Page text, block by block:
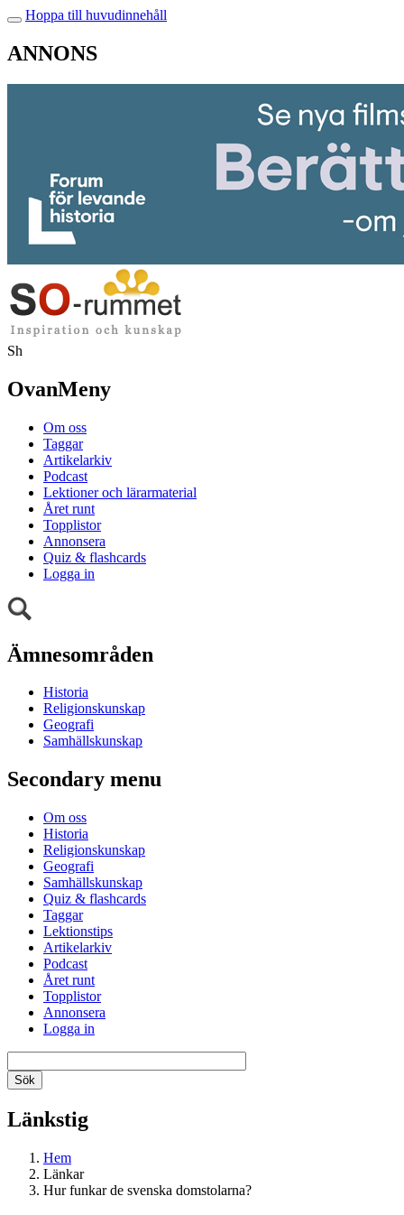
Hoppa till huvudinnehåll
ANNONS
Sh
OvanMeny
Om oss
Taggar
Artikelarkiv
Podcast
Lektioner och lärarmaterial
Året runt
Topplistor
Annonsera
Quiz & flashcards
Logga in
Ämnesområden
Historia
Religionskunskap
Geografi
Samhällskunskap
Secondary menu
Om oss
Historia
Religionskunskap
Geografi
Samhällskunskap
Quiz & flashcards
Taggar
Lektionstips
Artikelarkiv
Podcast
Året runt
Topplistor
Annonsera
Logga in
Länkstig
Hem
Länkar
Hur funkar de svenska domstolarna?